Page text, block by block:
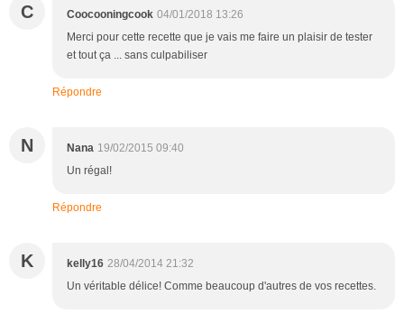
C Coocooningcook 04/01/2018 13:26
Merci pour cette recette que je vais me faire un plaisir de tester
et tout ça ... sans culpabiliser
Répondre
N Nana 19/02/2015 09:40
Un régal!
Répondre
K kelly16 28/04/2014 21:32
Un véritable délice! Comme beaucoup d'autres de vos recettes.